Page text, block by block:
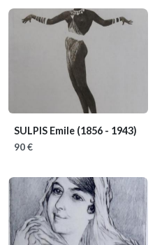
SULPIS Emile (1856 - 1943)
90 €